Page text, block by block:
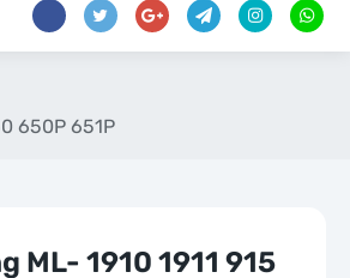
650P 651P
ML- 1910 1911 915